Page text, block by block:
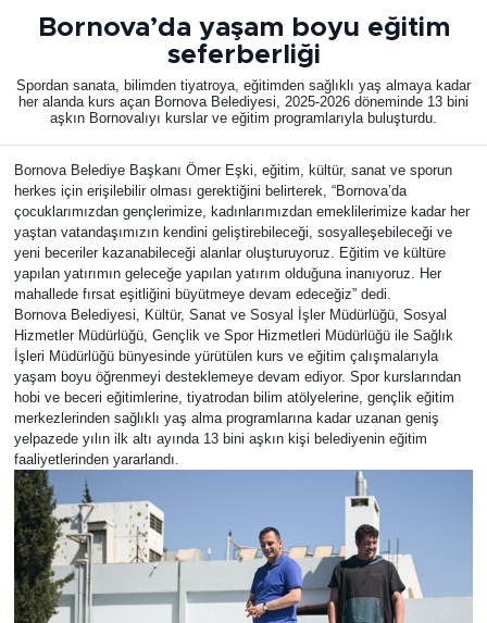
Bornova’da yaşam boyu eğitim
seferberliği
Spordan sanata, bilimden tiyatroya, eğitimden sağlıklı yaş almaya kadar
her alanda kurs açan Bornova Belediyesi, 2025-2026 döneminde 13 bini
aşkın Bornovalıyı kurslar ve eğitim programlarıyla buluşturdu.
Bornova Belediye Başkanı Ömer Eşki, eğitim, kültür, sanat ve sporun
herkes için erişilebilir olması gerektiğini belirterek, “Bornova’da
çocuklarımızdan gençlerimize, kadınlarımızdan emeklilerimize kadar her
yaştan vatandaşımızın kendini geliştirebileceği, sosyalleşebileceği ve
yeni beceriler kazanabileceği alanlar oluşturuyoruz. Eğitim ve kültüre
yapılan yatırımın geleceğe yapılan yatırım olduğuna inanıyoruz. Her
mahallede fırsat eşitliğini büyütmeye devam edeceğiz” dedi.
Bornova Belediyesi, Kültür, Sanat ve Sosyal İşler Müdürlüğü, Sosyal
Hizmetler Müdürlüğü, Gençlik ve Spor Hizmetleri Müdürlüğü ile Sağlık
İşleri Müdürlüğü bünyesinde yürütülen kurs ve eğitim çalışmalarıyla
yaşam boyu öğrenmeyi desteklemeye devam ediyor. Spor kurslarından
hobi ve beceri eğitimlerine, tiyatrodan bilim atölyelerine, gençlik eğitim
merkezlerinden sağlıklı yaş alma programlarına kadar uzanan geniş
yelpazede yılın ilk altı ayında 13 bini aşkın kişi belediyenin eğitim
faaliyetlerinden yararlandı.
KÜLTÜR SANAT
MAGAZİN
POLİTİKA
SAĞLIK
Siyaset
SPOR
TEKNOLOJİ
Yaşam
YEREL POLİTİKA
YEREL YÖNETİMLER
Yurt